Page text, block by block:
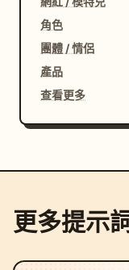
角色
團體 / 情侶
產品
查看更多
更多提示